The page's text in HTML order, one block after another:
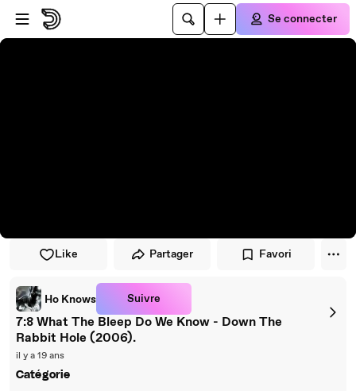
Passer au player
Passer au contenu principal
Se connecter
Like Partager Favori
Ho Knows Suivre
7:8 What The Bleep Do We Know - Down The
Rabbit Hole (2006).
il y a 19 ans
Catégorie